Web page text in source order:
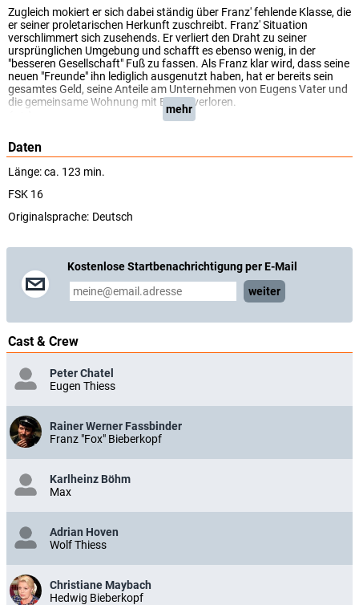
Zugleich mokiert er sich dabei ständig über Franz' fehlende Klasse, die
er seiner proletarischen Herkunft zuschreibt. Franz' Situation
verschlimmert sich zusehends. Er verliert den Draht zu seiner
ursprünglichen Umgebung und schafft es ebenso wenig, in der
"besseren Gesellschaft" Fuß zu fassen. Als Franz klar wird, dass seine
neuen "Freunde" ihn lediglich ausgenutzt haben, hat er bereits sein
gesamtes Geld, seine Anteile am Unternehmen von Eugens Vater und
die gemeinsame Wohnung mit Eugen verloren.
mehr
Daten
Länge: ca. 123 min.
FSK 16
Originalsprache: Deutsch
Kostenlose Startbenachrichtigung per E-Mail
weiter
Cast & Crew
Peter Chatel
Eugen Thiess
Rainer Werner Fassbinder
Franz "Fox" Bieberkopf
Karlheinz Böhm
Max
Adrian Hoven
Wolf Thiess
Christiane Maybach
Hedwig Bieberkopf